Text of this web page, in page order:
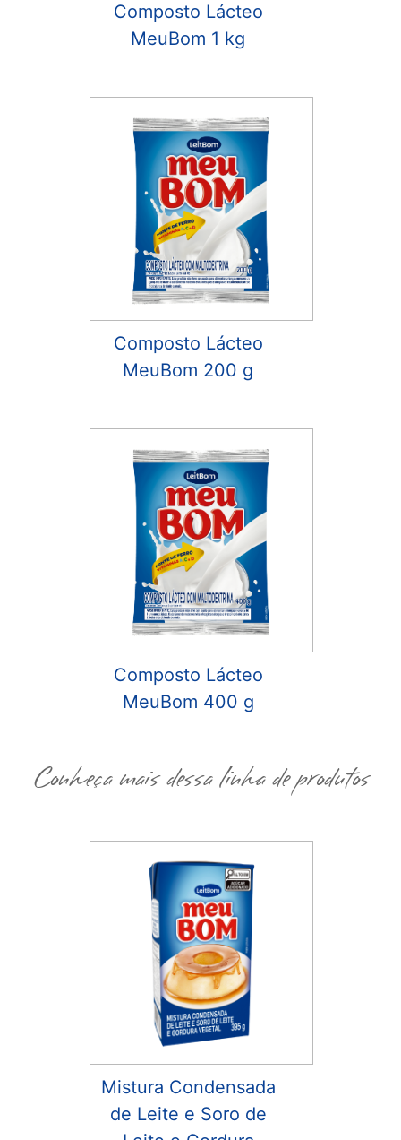
Composto Lácteo
MeuBom 1 kg
Composto Lácteo
MeuBom 200 g
Composto Lácteo
MeuBom 400 g
Conheça mais dessa linha de produtos
Mistura Condensada
de Leite e Soro de